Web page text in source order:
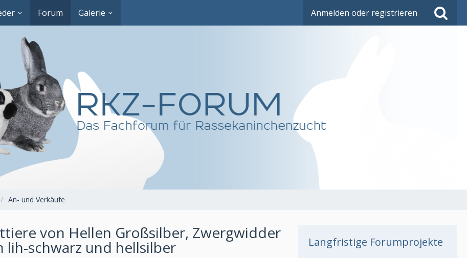
Forum Galerie Anmelden oder registrieren
An- und Verkäufe
von Hellen Großsilber, Zwergwidder
lih-schwarz und hellsilber Langfristige Forumprojekte